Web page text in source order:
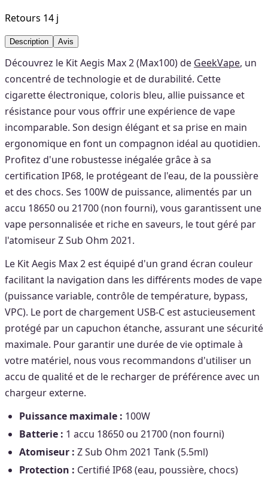
Retours 14 j
Description Avis
Découvrez le Kit Aegis Max 2 (Max100) de GeekVape, un
concentré de technologie et de durabilité. Cette
cigarette électronique, coloris bleu, allie puissance et
résistance pour vous offrir une expérience de vape
incomparable. Son design élégant et sa prise en main
ergonomique en font un compagnon idéal au quotidien.
Profitez d'une robustesse inégalée grâce à sa
certification IP68, le protégeant de l'eau, de la poussière
et des chocs. Ses 100W de puissance, alimentés par un
accu 18650 ou 21700 (non fourni), vous garantissent une
vape personnalisée et riche en saveurs, le tout géré par
l'atomiseur Z Sub Ohm 2021.
Le Kit Aegis Max 2 est équipé d'un grand écran couleur
facilitant la navigation dans les différents modes de vape
(puissance variable, contrôle de température, bypass,
VPC). Le port de chargement USB-C est astucieusement
protégé par un capuchon étanche, assurant une sécurité
maximale. Pour garantir une durée de vie optimale à
votre matériel, nous vous recommandons d'utiliser un
accu de qualité et de le recharger de préférence avec un
chargeur externe.
Puissance maximale : 100W
Batterie : 1 accu 18650 ou 21700 (non fourni)
Atomiseur : Z Sub Ohm 2021 Tank (5.5ml)
Protection : Certifié IP68 (eau, poussière, chocs)